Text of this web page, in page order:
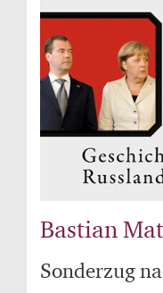
Bastian
Sonderzug